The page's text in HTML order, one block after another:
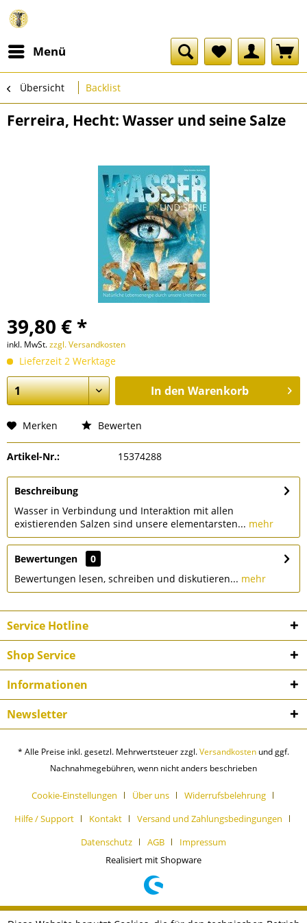
Menü
Übersicht Backlist
Ferreira, Hecht: Wasser und seine Salze
39,80 € *
inkl. MwSt.zzgl. Versandkosten
Lieferzeit 2 Werktage
In den Warenkorb
Merken Bewerten
Artikel-Nr.: 15374288
Beschreibung
Wasser in Verbindung und Interaktion mit allen
existierenden Salzen sind unsere elementarsten... mehr
Bewertungen
0
Bewertungen lesen, schreiben und diskutieren... mehr
Service Hotline
Shop Service
Informationen
Newsletter
* Alle Preise inkl. gesetzl. Mehrwertsteuer zzgl.Versandkosten und ggf.
Nachnahmegebühren, wenn nicht anders beschrieben
Cookie-Einstellungen Über uns
Widerrufsbelehrung
Hilfe / Support
Kontakt
Versand und Zahlungsbedingungen
Datenschutz
AGB
Impressum
Realisiert mit Shopware